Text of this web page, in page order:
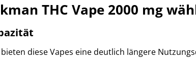
THC Vape 2000 mg
bieten diese Vapes eine deutlich längere